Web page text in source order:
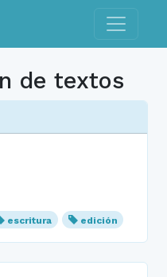
Toggle
de textos
escritura edición